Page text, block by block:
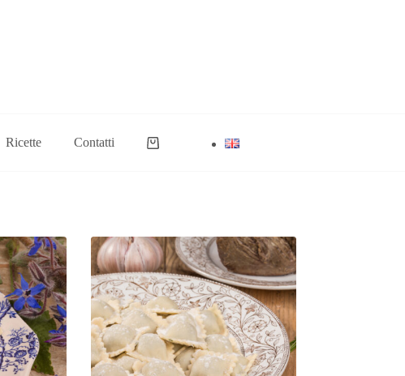
Ricette Contatti Carrello